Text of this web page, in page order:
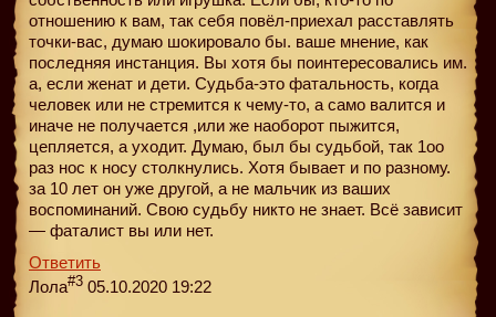
отношению к вам, так себя повёл-приехал расставлять
точки-вас, думаю шокировало бы. ваше мнение, как
последняя инстанция. Вы хотя бы поинтересовались им.
а, если женат и дети. Судьба-это фатальность, когда
человек или не стремится к чему-то, а само валится и
иначе не получается ,или же наоборот пыжится,
цепляется, а уходит. Думаю, был бы судьбой, так 1оо
раз нос к носу столкнулись. Хотя бывает и по разному.
за 10 лет он уже другой, а не мальчик из ваших
воспоминаний. Свою судьбу никто не знает. Всё зависит
— фаталист вы или нет.
Ответить
Лола#3 05.10.2020 19:22